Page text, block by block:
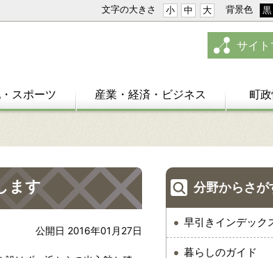
文字の大きさ 小 中 大 背景色 黒
サイ
スポーツ 産業・経済・ビジネス 町
ます
公開日 2016年01月27日
分野からさが
早引きインデック
暮らしのガイド